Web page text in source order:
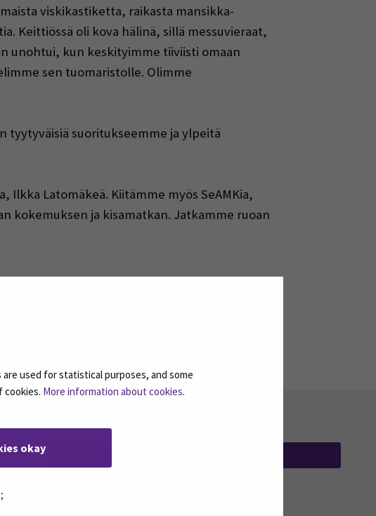
used for statistical purposes, and some
cookies. More information about cookies.
okay
viskikastiketta, raikasta mansikka-
Keittiössä oli kova hälinä, sillä messuvieraat,
unohtui, kun keskityimme tiiviisti omaan
sen tuomaristolle. Olimme
tyytyväisiä suoritukseemme ja ylpeitä
Latomäkeä. Kiitämme myös SeAMKia,
kokemuksen ja kisamatkan. Jatkamme ruoan